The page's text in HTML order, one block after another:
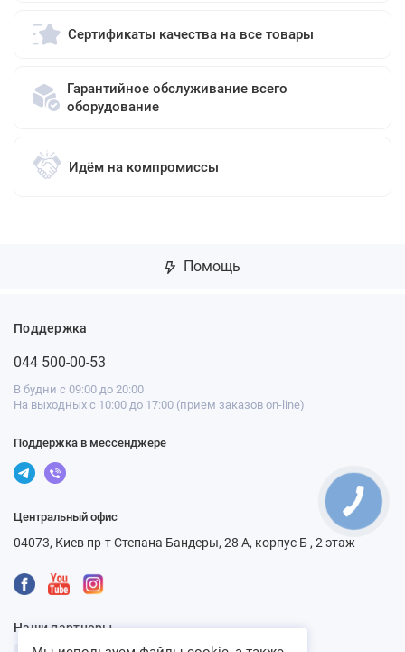
Сертификаты качества на все товары
Гарантийное обслуживание всего
оборудование
Идём на компромиссы
Помощь
Поддержка
044 500-00-53
В будни с 09:00 до 20:00
На выходных с 10:00 до 17:00 (прием заказов on-line)
Поддержка в мессенджере
Центральный офис
04073, Киев пр-т Степана Бандеры, 28 А, корпус Б , 2 этаж
Наши партнеры